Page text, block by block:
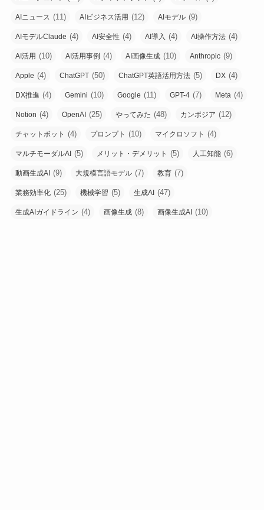
AIニュース (11) AIビジネス活用 (12) AIモデル (9)
AIモデルClaude (4) AI安全性 (4) AI導入 (4) AI操作方法 (4)
AI活用 (10) AI活用事例 (4) AI画像生成 (10) Anthropic (9)
Apple (4) ChatGPT (50) ChatGPT英語活用方法 (5) DX (4)
DX推進 (4) Gemini (10) Google (11) GPT-4 (7) Meta (4)
Notion (4) OpenAI (25) やってみた (48) カンボジア (12)
チャットボット (4) プロンプト (10) マイクロソフト (4)
マルチモーダルAI (5) メリット・デメリット (5) 人工知能 (6)
動画生成AI (9) 大規模言語モデル (7) 教育 (7)
業務効率化 (25) 機械学習 (5) 生成AI (47)
生成AIガイドライン (4) 画像生成 (8) 画像生成AI (10)